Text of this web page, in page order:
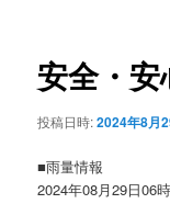
ゲ
ー
ョ
安全・
投稿日時:2024年8月
■雨量情報
2024年08月29日06